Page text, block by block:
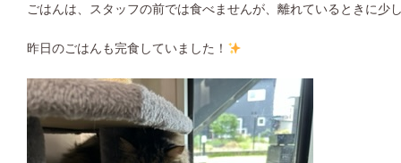
ごはんは、スタッフの前では食べませんが、離れているときに少
昨日のごはんも完食していました！